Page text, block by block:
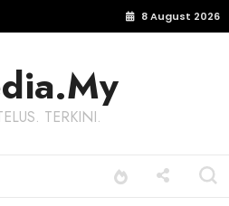
8 August 2026
TERKINI.